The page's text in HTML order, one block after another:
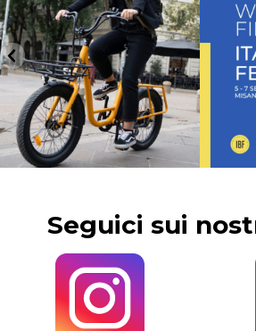
Seguici sui